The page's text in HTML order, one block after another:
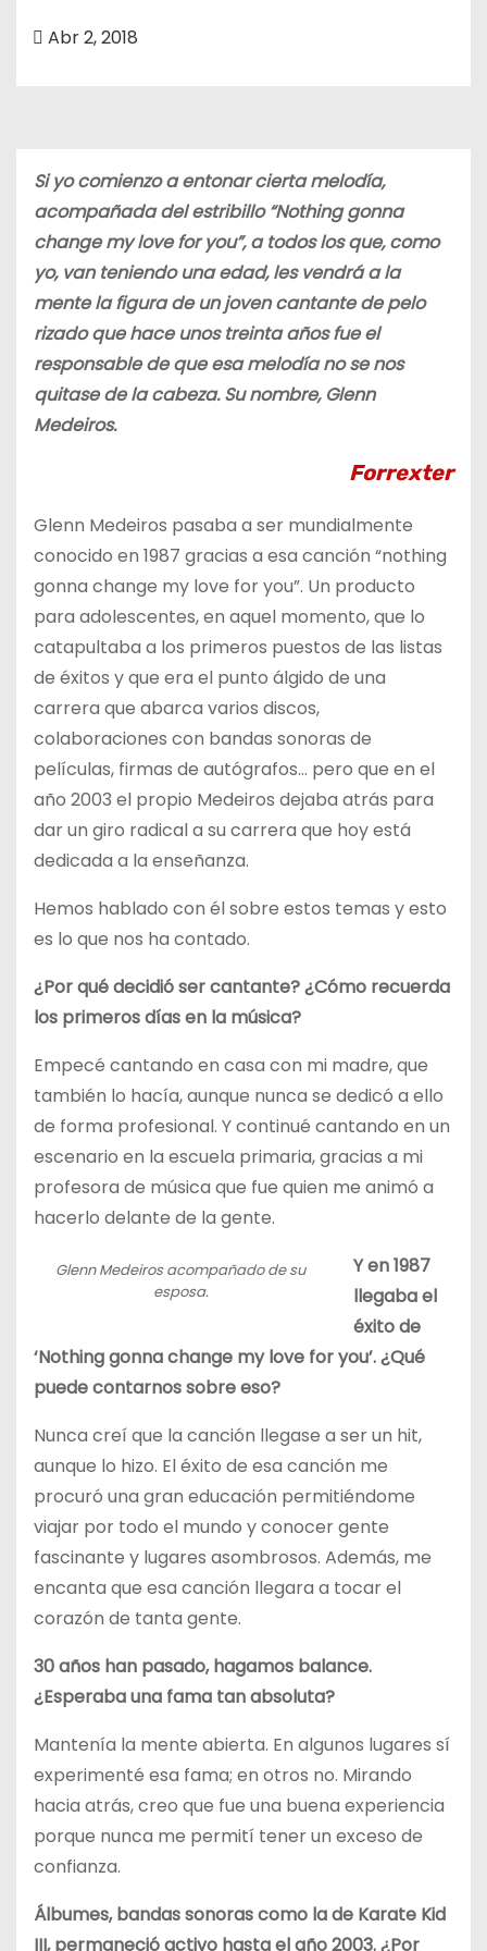
Abr 2, 2018
Si yo comienzo a entonar cierta melodía,
acompañada del estribillo “Nothing gonna
change my love for you”, a todos los que, como
yo, van teniendo una edad, les vendrá a la
mente la figura de un joven cantante de pelo
rizado que hace unos treinta años fue el
responsable de que esa melodía no se nos
quitase de la cabeza. Su nombre, Glenn
Medeiros.
Forrexter
Glenn Medeiros pasaba a ser mundialmente
conocido en 1987 gracias a esa canción “nothing
gonna change my love for you”. Un producto
para adolescentes, en aquel momento, que lo
catapultaba a los primeros puestos de las listas
de éxitos y que era el punto álgido de una
carrera que abarca varios discos,
colaboraciones con bandas sonoras de
películas, firmas de autógrafos… pero que en el
año 2003 el propio Medeiros dejaba atrás para
dar un giro radical a su carrera que hoy está
dedicada a la enseñanza.
Hemos hablado con él sobre estos temas y esto
es lo que nos ha contado.
¿Por qué decidió ser cantante? ¿Cómo recuerda
los primeros días en la música?
Empecé cantando en casa con mi madre, que
también lo hacía, aunque nunca se dedicó a ello
de forma profesional. Y continué cantando en un
escenario en la escuela primaria, gracias a mi
profesora de música que fue quien me animó a
hacerlo delante de la gente.
Glenn Medeiros acompañado de su
esposa.
Y en 1987
llegaba el
éxito de
‘Nothing gonna change my love for you’. ¿Qué
puede contarnos sobre eso?
Nunca creí que la canción llegase a ser un hit,
aunque lo hizo. El éxito de esa canción me
procuró una gran educación permitiéndome
viajar por todo el mundo y conocer gente
fascinante y lugares asombrosos. Además, me
encanta que esa canción llegara a tocar el
corazón de tanta gente.
30 años han pasado, hagamos balance.
¿Esperaba una fama tan absoluta?
Mantenía la mente abierta. En algunos lugares sí
experimenté esa fama; en otros no. Mirando
hacia atrás, creo que fue una buena experiencia
porque nunca me permití tener un exceso de
confianza.
Álbumes, bandas sonoras como la de Karate Kid
III, permaneció activo hasta el año 2003. ¿Por